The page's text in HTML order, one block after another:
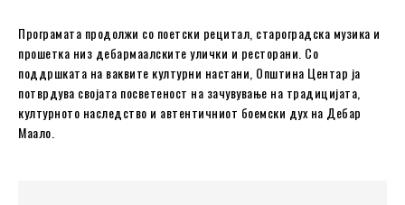
Програмата продолжи со поетски рецитал, староградска музика и
прошетка низ дебармаалските улички и ресторани. Со
поддршката на ваквите културни настани, Општина Центар ја
потврдува својата посветеност на зачувување на традицијата,
културното наследство и автентичниот боемски дух на Дебар
Маало.